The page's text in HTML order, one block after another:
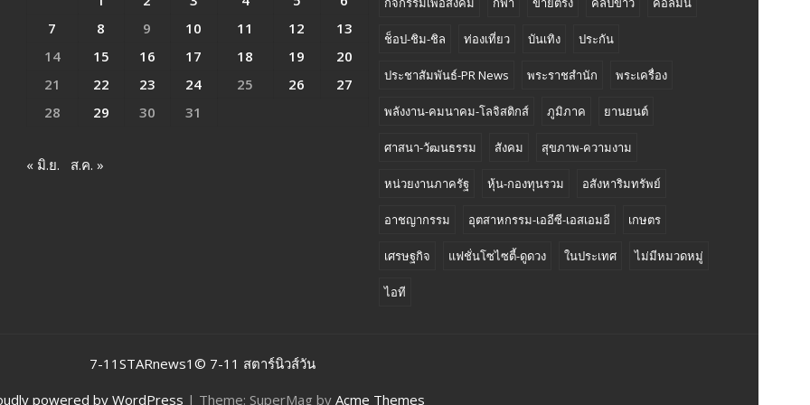
7
8 9 10 11 12
13
14
15 16 17 18 19
20
21
22 23 24 25 26
27
28
29 30 31
« มิ.ย. ส.ค. »
ช็อป-ชิม-ชิล ท่องเที่ยว บันเทิง ประกัน
ประชาสัมพันธ์-PR News พระราชสำนัก พระเครื่อง
พลังงาน-คมนาคม-โลจิสติกส์ ภูมิภาค ยานยนต์
ศาสนา-วัฒนธรรม สังคม สุขภาพ-ความงาม
หน่วยงานภาครัฐ หุ้น-กองทุนรวม อสังหาริมทรัพย์
อาชญากรรม อุตสาหกรรม-เออีซี-เอสเอมอี เกษตร
เศรษฐกิจ แฟชั่นโซไซตี้-ดูดวง ในประเทศ ไม่มีหมวดหมู่
ไอที
7-11STARnews1© 7-11 สตาร์นิวส์วัน
powered by WordPress | Theme: SuperMag by Acme Themes